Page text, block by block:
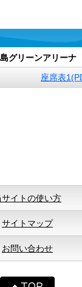
グリーンアリーナ
座席表
サイトの使い方
サイトマップ
お問い合わせ